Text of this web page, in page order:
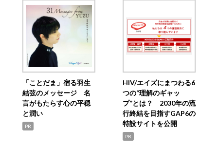
「ことだま」宿る羽生
結弦のメッセージ 名
言がもたらす心の平穏
と潤い
PR
HIV/エイズにまつわる6
つの“理解のギャッ
プ”とは？ 2030年の流
行終結を目指すGAP6の
特設サイトを公開
PR